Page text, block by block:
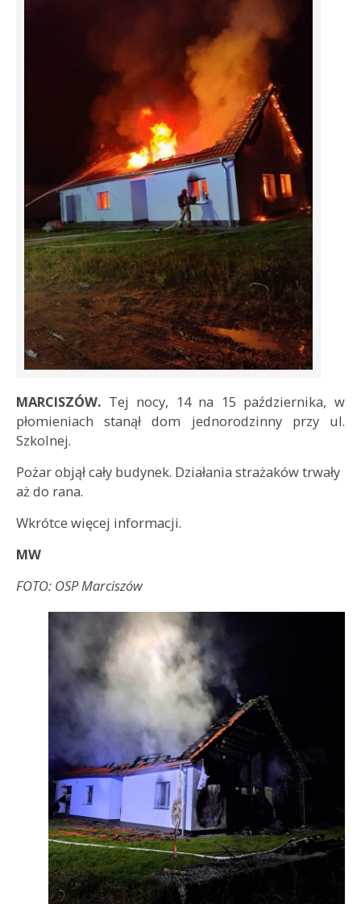
MARCISZÓW. Tej nocy, 14 na 15 października, w
płomieniach stanął dom jednorodzinny przy ul.
Szkolnej.
Pożar objął cały budynek. Działania strażaków trwały
aż do rana.
Wkrótce więcej informacji.
MW
FOTO: OSP Marciszów